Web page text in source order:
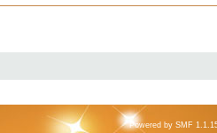
Powered by SMF